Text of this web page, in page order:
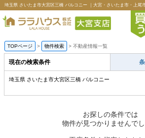
TOPページ > 物件検索 > 不動産情報一覧
現在の検索条件
埼玉県 さいたま市大宮区三橋 バルコニー
お探しの条件では
物件が見つかりませんでし